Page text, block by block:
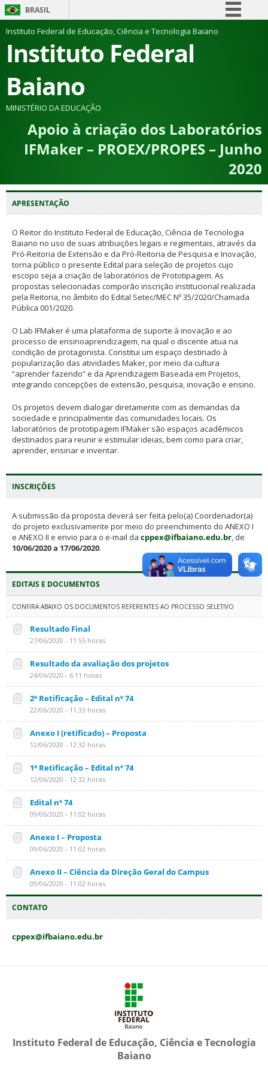
BRASIL
Simplifique!
Comunica BR
Canais
Instituto Federal de Educação, Ciência e Tecnologia Baiano
Instituto Federal
Baiano
MINISTÉRIO DA EDUCAÇÃO
Apoio à criação dos Laboratórios
IFMaker – PROEX/PROPES – Junho
2020
APRESENTAÇÃO
O Reitor do Instituto Federal de Educação, Ciência de Tecnologia
Baiano no uso de suas atribuições legais e regimentais, através da
Pró-Reitoria de Extensão e da Pró-Reitoria de Pesquisa e Inovação,
torna público o presente Edital para seleção de projetos cujo
escopo seja a criação de laboratórios de Prototipagem. As
propostas selecionadas comporão inscrição institucional realizada
pela Reitoria, no âmbito do Edital Setec/MEC Nº 35/2020/Chamada
Pública 001/2020.
O Lab IFMaker é uma plataforma de suporte à inovação e ao
processo de ensinoaprendizagem, na qual o discente atua na
condição de protagonista. Constitui um espaço destinado à
popularização das atividades Maker, por meio da cultura
“aprender fazendo” e da Aprendizagem Baseada em Projetos,
integrando concepções de extensão, pesquisa, inovação e ensino.
Os projetos devem dialogar diretamente com as demandas da
sociedade e principalmente das comunidades locais. Os
laboratórios de prototipagem IFMaker são espaços acadêmicos
destinados para reunir e estimular ideias, bem como para criar,
aprender, ensinar e inventar.
INSCRIÇÕES
A submissão da proposta deverá ser feita pelo(a) Coordenador(a)
do projeto exclusivamente por meio do preenchimento do ANEXO I
e ANEXO II e envio para o e-mail da cppex@ifbaiano.edu.br, de
10/06/2020 a 17/06/2020.
EDITAIS E DOCUMENTOS
CONFIRA ABAIXO OS DOCUMENTOS REFERENTES AO PROCESSO SELETIVO
Resultado Final
27/06/2020 - 11:55 horas
Resultado da avaliação dos projetos
24/06/2020 - 6:11 horas
2ª Retificação – Edital nº 74
22/06/2020 - 11:33 horas
Anexo I (retificado) – Proposta
12/06/2020 - 12:32 horas
1ª Retificação – Edital nº 74
12/06/2020 - 12:32 horas
Edital nº 74
09/06/2020 - 11:02 horas
Anexo I – Proposta
09/06/2020 - 11:02 horas
Anexo II – Ciência da Direção Geral do Campus
09/06/2020 - 11:02 horas
CONTATO
cppex@ifbaiano.edu.br
Instituto Federal de Educação, Ciência e Tecnologia
Baiano